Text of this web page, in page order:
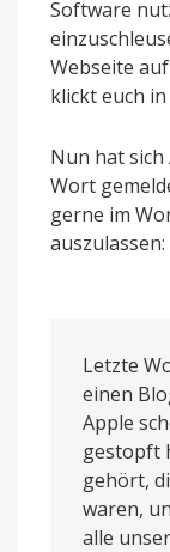
Software
Webseite
klickt euch in
Nun hat
Wort
gerne im
auszulassen:
Letzte
einen
Apple
gestopft
gehört,
waren,
alle